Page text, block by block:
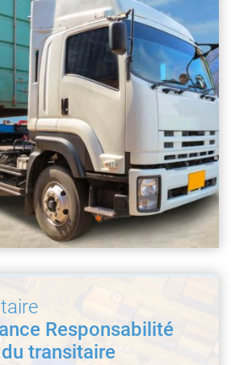
Responsabilité
transitaire